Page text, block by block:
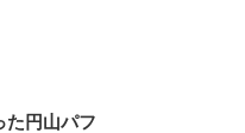
た円山パフ